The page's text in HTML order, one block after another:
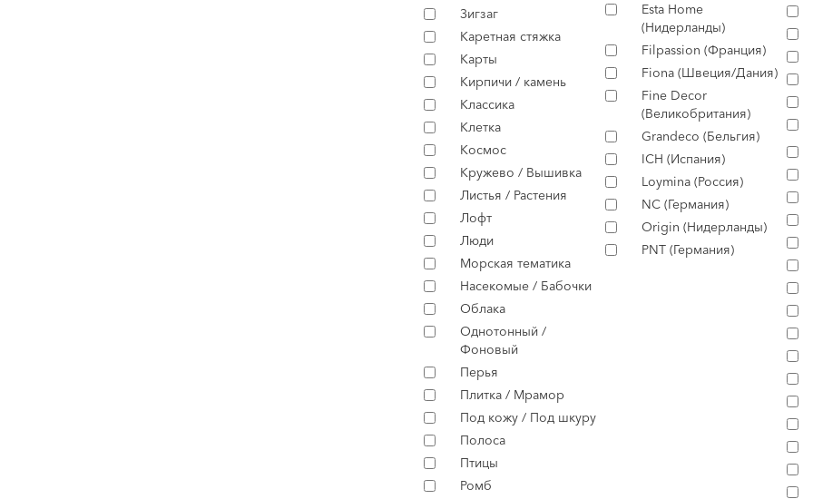
Зигзаг
Каретная стяжка
Карты
Кирпичи / камень
Классика
Клетка
Космос
Кружево / Вышивка
Листья / Растения
Лофт
Люди
Морская тематика
Насекомые / Бабочки
Облака
Однотонный /
Фоновый
Перья
Плитка / Мрамор
Под кожу / Под шкуру
Полоса
Птицы
Ромб
Esta Home
(Нидерланды)
Filpassion (Франция)
Fiona (Швеция/Дания)
Fine Decor
(Великобритания)
Grandeco (Бельгия)
ICH (Испания)
Loymina (Россия)
NC (Германия)
Origin (Нидерланды)
PNT (Германия)